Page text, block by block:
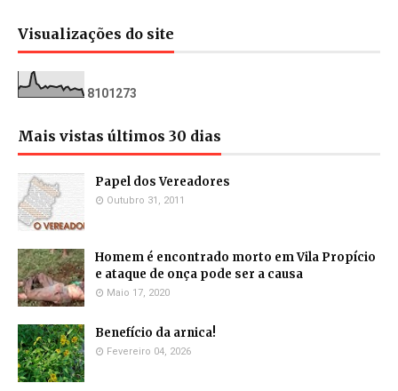
Visualizações do site
81 01 273
Mais vistas últimos 30 dias
Papel dos Vereadores
Outubro 31, 2011
Homem é encontrado morto em Vila Propício
e ataque de onça pode ser a causa
Maio 17, 2020
Benefício da arnica!
Fevereiro 04, 2026